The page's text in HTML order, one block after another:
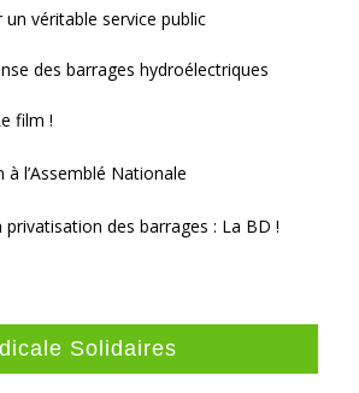
un véritable service public
des barrages hydroélectriques
film !
l’Assemblé Nationale
privatisation des barrages : La BD !
Solidaires